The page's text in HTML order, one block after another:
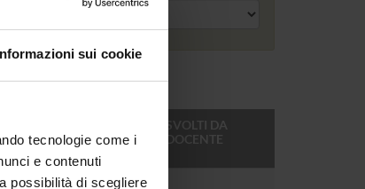
sui cookie
tecnologie come i
e contenuti
possibilità di scegliere
DEL
MODULI SVOLTI DA
QUESTO DOCENTE
6